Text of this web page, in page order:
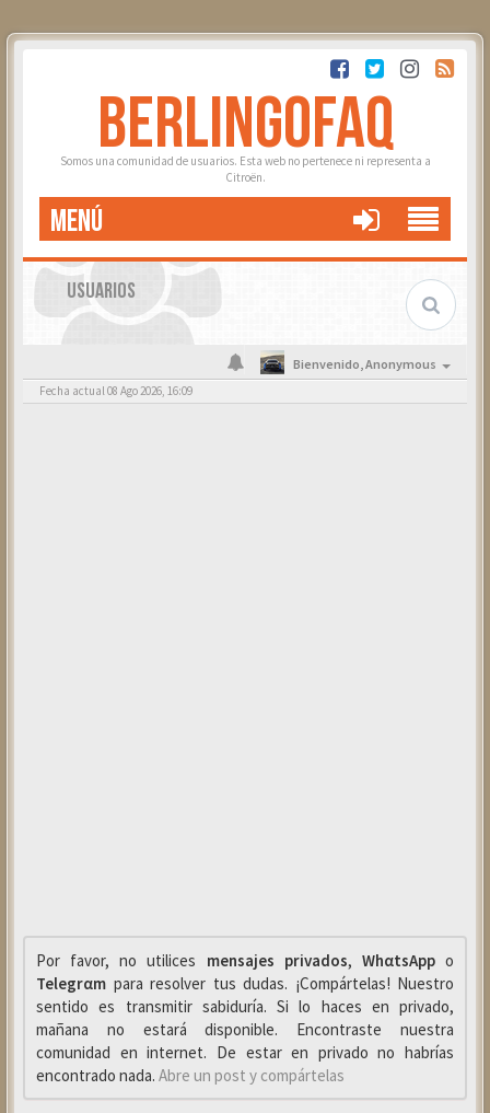
BERLINGOFAQ
Somos una comunidad de usuarios. Esta web no pertenece ni representa a
Citroën.
MENÚ
USUARIOS
Bienvenido,Anonymous
Fecha actual 08 Ago 2026, 16:09
Por favor, no utilices mensajes privados, WhαtsAppo
Telegrαm para resolver tus dudas. ¡Compártelas! Nuestro
sentido es transmitir sabiduría. Si lo haces en privado,
mañana no estará disponible. Encontraste nuestra
comunidad en internet. De estar en privado no habrías
encontrado nada. Abre un post y compártelas